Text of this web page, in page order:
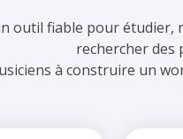
outil fiable pour étudier,
rechercher des
à construire un